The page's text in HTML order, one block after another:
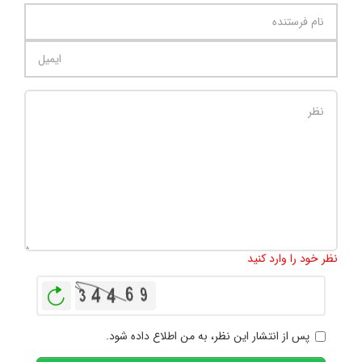
نظر خود را وارد کنید
پس از انتشار این نظر، به من اطلاع داده شود.